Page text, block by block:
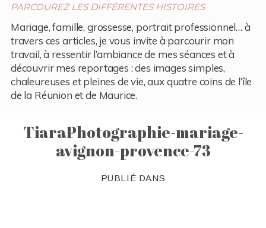
PARCOUREZ LES DIFFÉRENTES HISTOIRES
Mariage, famille, grossesse, portrait professionnel… à
travers ces articles, je vous invite à parcourir mon
travail, à ressentir l’ambiance de mes séances et à
découvrir mes reportages : des images simples,
chaleureuses et pleines de vie, aux quatre coins de l’île
de la Réunion et de Maurice.
TiaraPhotographie-mariage-
avignon-provence-73
PUBLIÉ DANS